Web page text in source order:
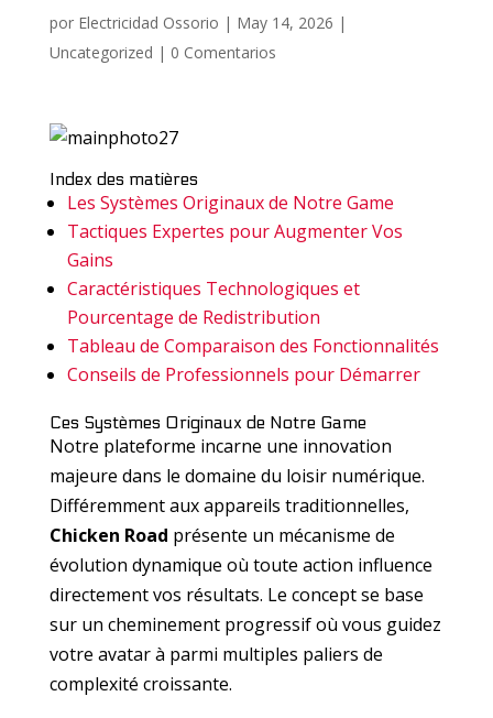
por Electricidad Ossorio | May 14, 2026 |
Uncategorized | 0 Comentarios
Index des matières
Les Systèmes Originaux de Notre Game
Tactiques Expertes pour Augmenter Vos
Gains
Caractéristiques Technologiques et
Pourcentage de Redistribution
Tableau de Comparaison des Fonctionnalités
Conseils de Professionnels pour Démarrer
Ces Systèmes Originaux de Notre Game
Notre plateforme incarne une innovation
majeure dans le domaine du loisir numérique.
Différemment aux appareils traditionnelles,
Chicken Road présente un mécanisme de
évolution dynamique où toute action influence
directement vos résultats. Le concept se base
sur un cheminement progressif où vous guidez
votre avatar à parmi multiples paliers de
complexité croissante.